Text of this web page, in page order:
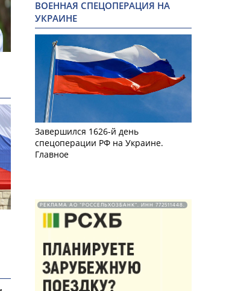
ВОЕННАЯ СПЕЦОПЕРАЦИЯ НА
УКРАИНЕ
Завершился 1626-й день
спецоперации РФ на Украине.
Главное
РЕКЛАМА АО "РОССЕЛЬХОЗБАНК". ИНН 772511448.